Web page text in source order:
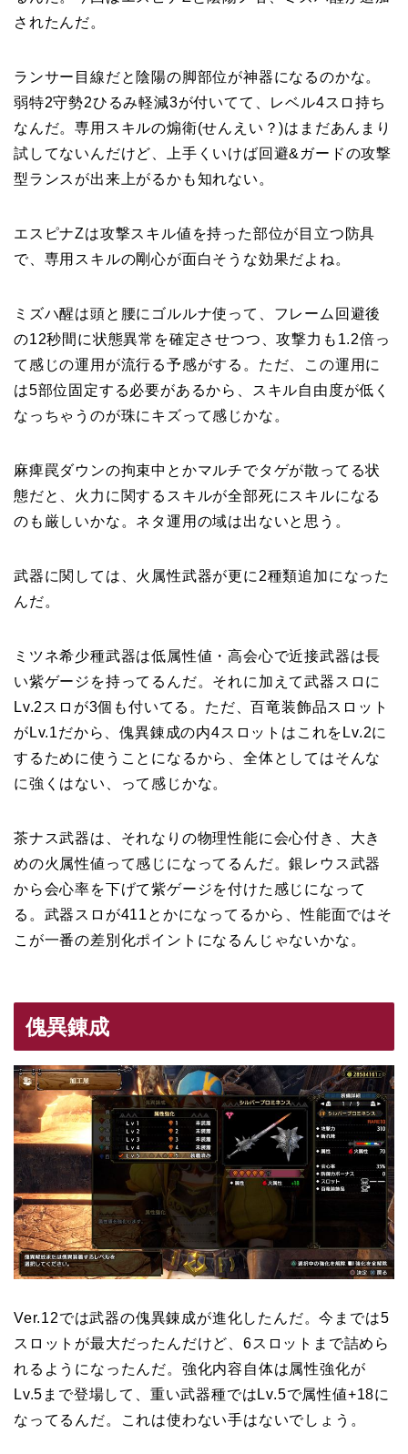
されたんだ。
ランサー目線だと陰陽の脚部位が神器になるのかな。
弱特2守勢2ひるみ軽減3が付いてて、レベル4スロ持ち
なんだ。専用スキルの煽衛(せんえい？)はまだあんまり
試してないんだけど、上手くいけば回避&ガードの攻撃
型ランスが出来上がるかも知れない。
エスピナZは攻撃スキル値を持った部位が目立つ防具
で、専用スキルの剛心が面白そうな効果だよね。
ミズハ醒は頭と腰にゴルルナ使って、フレーム回避後
の12秒間に状態異常を確定させつつ、攻撃力も1.2倍っ
て感じの運用が流行る予感がする。ただ、この運用に
は5部位固定する必要があるから、スキル自由度が低く
なっちゃうのが珠にキズって感じかな。
麻痺罠ダウンの拘束中とかマルチでタゲが散ってる状
態だと、火力に関するスキルが全部死にスキルになる
のも厳しいかな。ネタ運用の域は出ないと思う。
武器に関しては、火属性武器が更に2種類追加になった
んだ。
ミツネ希少種武器は低属性値・高会心で近接武器は長
い紫ゲージを持ってるんだ。それに加えて武器スロに
Lv.2スロが3個も付いてる。ただ、百竜装飾品スロット
がLv.1だから、傀異錬成の内4スロットはこれをLv.2に
するために使うことになるから、全体としてはそんな
に強くはない、って感じかな。
茶ナス武器は、それなりの物理性能に会心付き、大き
めの火属性値って感じになってるんだ。銀レウス武器
から会心率を下げて紫ゲージを付けた感じになって
る。武器スロが411とかになってるから、性能面ではそ
こが一番の差別化ポイントになるんじゃないかな。
傀異錬成
Ver.12では武器の傀異錬成が進化したんだ。今までは5
スロットが最大だったんだけど、6スロットまで詰めら
れるようになったんだ。強化内容自体は属性強化が
Lv.5まで登場して、重い武器種ではLv.5で属性値+18に
なってるんだ。これは使わない手はないでしょう。